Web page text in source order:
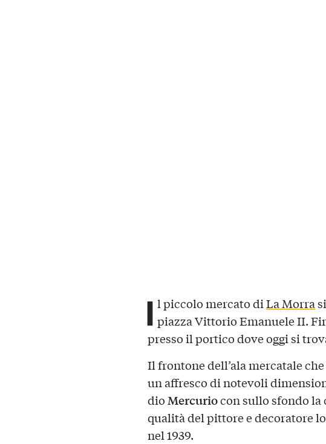
I l piccolo mercato diLa Morra
piazza Vittorio Emanuele II.
presso il portico dove oggi si
Il frontone dell’ala mercatale
un affresco di notevoli
dioMercuriocon sullo sfondo la
qualità del pittore e decoratore
nel 1939.